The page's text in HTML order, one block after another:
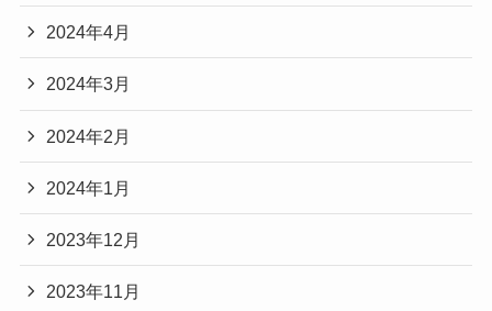
2024年4月
2024年3月
2024年2月
2024年1月
2023年12月
2023年11月